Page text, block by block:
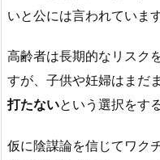
いと公には言われています
高齢者は長期的なリスク
すが、子供や妊婦はまだ
打たないという選択をす
仮に陰謀論を信じてワク